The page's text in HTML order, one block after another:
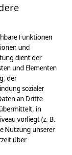
Funktionen
und
dient der
und Elementen
der
sozialer
an Dritte
in
vorliegt (z. B.
Nutzung unserer
über